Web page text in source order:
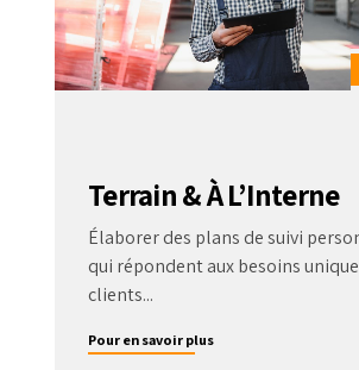
Terrain & À L’Interne
Élaborer des plans de suivi
qui répondent aux besoins
clients...
Pour en savoir plus